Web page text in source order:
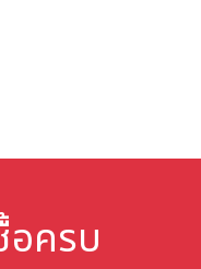
อครบ